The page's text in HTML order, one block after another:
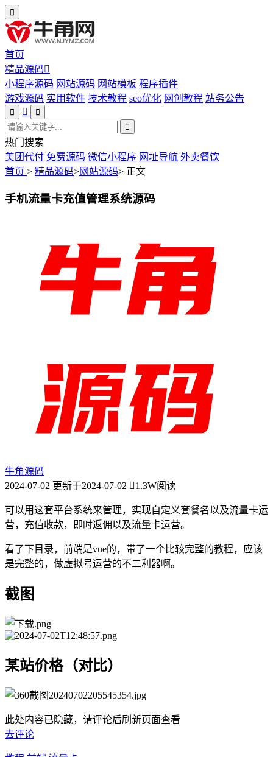
首页
精品源码
小程序源码 网站源码 网站模板 程序插件
游戏源码 实用软件 技术教程 seo优化 网创教程 站务公告
热门搜索
美团代付 免费源码 微信小程序 网址导航 外卖餐饮
首页 > 精品源码>网站源码> 正文
手机流量卡充值管理系统源码
牛角源码
2024-07-02 更新于2024-07-02 1.3W阅读
可以用这套平台系统来管理，实现自定义套餐名以及流量卡运
营，充值收款，即时返佣以及流量卡运营。
看了下目录，前端是vue的，带了一个比较完整的教程，应该
是完整的，做虚拟号运营的不二利器啊。
截图
某站价格（对比）
此处内容已隐藏，请评论后刷新页面查看
去评论